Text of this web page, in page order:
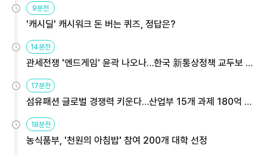
9분전
'캐시딜' 캐시워크 돈 버는 퀴즈, 정답은?
14분전
관세전쟁 '엔드게임' 윤곽 나오나…한국 新통상정책 교두보 활
17분전
섬유패션 글로벌 경쟁력 키운다…산업부 15개 과제 180억 지
18분전
농식품부, '천원의 아침밥' 참여 200개 대학 선정